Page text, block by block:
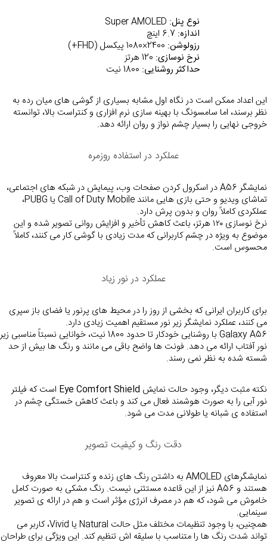
نوع پنل:
اندازه:
رزولوشن:
نرخ نوسازی:
حداکثر روشنایی:
خروجی نهایی را بسیار چشم نواز و روان ارائه دهد.
عملکرد در استفاده روزمره
عملکردی کاملاً روان و بدون پرش دارد.
موضوع به ویژه در چشم کاربرانی که مدت زیادی با گوشی کار می کنند، کاملاً
محسوس است.
عملکرد در نور زیاد
می کنند، عملکرد نمایشگر زیر نور مستقیم اهمیت زیادی دارد.
شسته شده به نظر نمی رسند.
نکته مثبت دیگر، وجود حالت نمایش Eye Comfort Shield
است که فیلتر
نور آبی را به صورت هوشمند فعال می کند و باعث کاهش خستگی چشم در
استفاده ی شبانه یا طولانی مدت می شود.
دقت رنگ و کیفیت تصویر
خاموش می شود، که هم در مصرف انرژی مؤثر است و هم در ارائه ی تصویر
سینمایی.